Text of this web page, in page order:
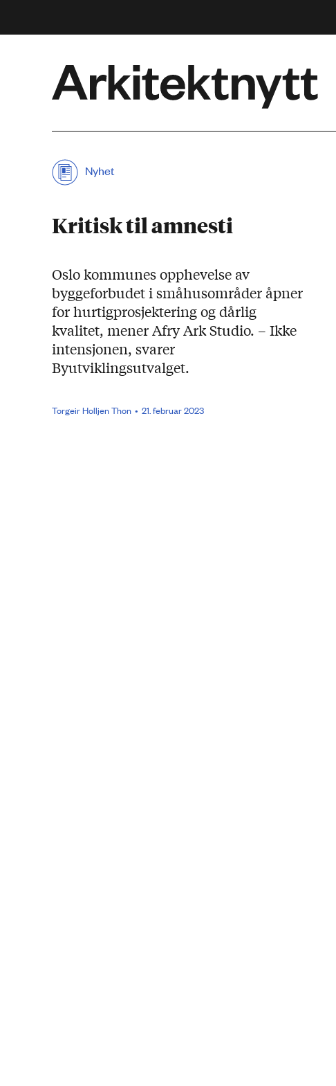
Nyhet
Kritisk til amnesti
Oslo kommunes opphevelse av
byggeforbudet i småhusområder åpner
for hurtigprosjektering og dårlig
kvalitet, mener Afry Ark Studio. – Ikke
intensjonen, svarer
Byutviklingsutvalget.
Torgeir Holljen Thon 21. februar 2023